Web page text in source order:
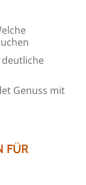
Genuss mit
FÜR